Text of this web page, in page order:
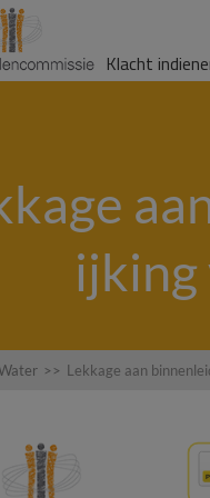
Klacht
ijking
>> Lekkage aan